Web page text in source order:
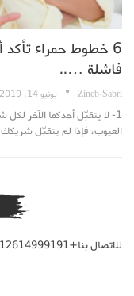
6 خطوط حمراء
فاشلة …..
Zineb-Sabri يونيو 14, 2019
1- لا يتقبّل أحدكما الآخر
العيوب، فإذا لم يتقبّل
للاتصال بنا+212614999191